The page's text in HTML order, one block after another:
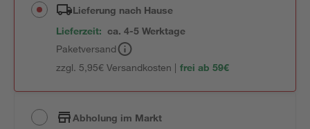
Lieferung nach Hause
Lieferzeit: ca. 4-5 Werktage
Paketversand
zzgl. 5,95€ Versandkosten | frei ab 59€
Abholung im Markt